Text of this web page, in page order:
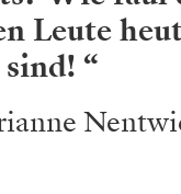
Leute
“